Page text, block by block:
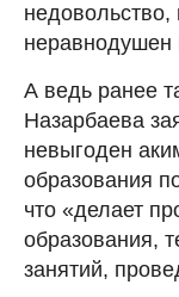
А ведь ранее
Назарбаева
невыгоден
образования
что «делает
образования,
занятий,